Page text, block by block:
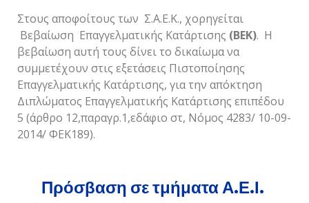
Στους αποφοίτους των Σ.Α.Ε.Κ., χορηγείται
Βεβαίωση Επαγγελματικής Κατάρτισης (ΒΕΚ). Η
βεβαίωση αυτή τους δίνει το δικαίωμα να
συμμετέχουν στις εξετάσεις Πιστοποίησης
Επαγγελματικής Κατάρτισης, για την απόκτηση
Διπλώματος Επαγγελματικής Κατάρτισης επιπέδου
5 (άρθρο 12,παραγρ.1,εδάφιο στ, Νόμος 4283/ 10-09-
2014/ ΦΕΚ189).
Πρόσβαση σε τμήματα Α.Ε.Ι.